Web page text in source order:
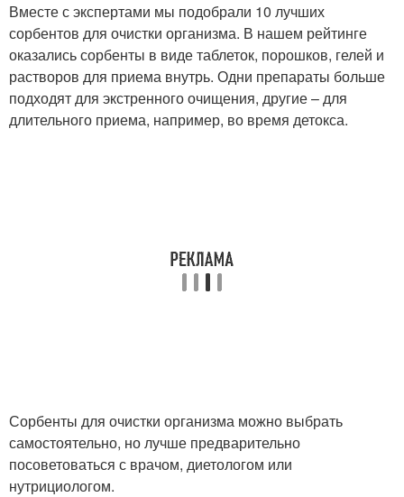
Вместе с экспертами мы подобрали 10 лучших
сорбентов для очистки организма. В нашем рейтинге
оказались сорбенты в виде таблеток, порошков, гелей и
растворов для приема внутрь. Одни препараты больше
подходят для экстренного очищения, другие – для
длительного приема, например, во время детокса.
Сорбенты для очистки организма можно выбрать
самостоятельно, но лучше предварительно
посоветоваться с врачом, диетологом или
нутрициологом.